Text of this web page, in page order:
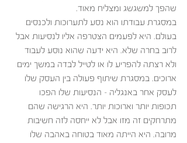
שהפך למשגשג ומצליח מאוד.
במסגרת עבודתו הוא נסע לתערוכות ולכנסים
בעולם. היא לפעמים הצטרפה אליו לנסיעות אבל
לרוב בחרה שלא. היא ידעה שהוא נוסע לעבוד
ולא רצתה להפריע לו או לטייל לבדה במשך ימים
ארוכים. במסגרת שיתוף פעולה בין העסק שלו
לעסק אחר באנגליה – הנסיעות שלו הפכו
תכופות יותר וארוכות יותר. היא הרגישה שהם
מתרחקים זה מזו אבל לא ייחסה לזה חשיבות
מרובה. היא הייתה מאוד בטוחה באהבה שלו